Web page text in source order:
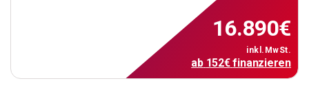
16.890€
inkl.MwSt.
ab 152€finanzieren